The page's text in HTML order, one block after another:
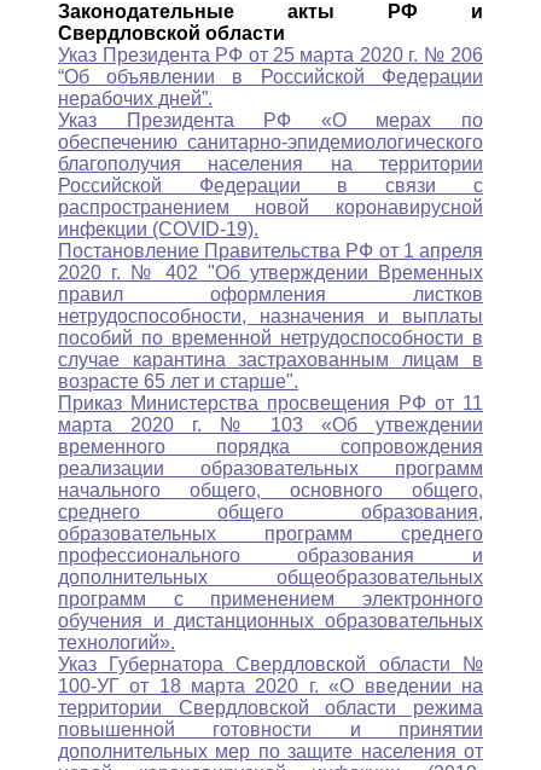
Законодательные акты РФ и
Свердловской области
Указ Президента РФ от 25 марта 2020 г. № 206
“Об объявлении в Российской Федерации
нерабочих дней”.
Указ Президента РФ «О мерах по
обеспечению санитарно-эпидемиологического
благополучия населения на территории
Российской Федерации в связи с
распространением новой коронавирусной
инфекции (COVID-19).
Постановление Правительства РФ от 1 апреля
2020 г. № 402 "Об утверждении Временных
правил оформления листков
нетрудоспособности, назначения и выплаты
пособий по временной нетрудоспособности в
случае карантина застрахованным лицам в
возрасте 65 лет и старше".
Приказ Министерства просвещения РФ от 11
марта 2020 г. № 103 «Об утвеждении
временного порядка сопровождения
реализации образовательных программ
начального общего, основного общего,
среднего общего образования,
образовательных программ среднего
профессионального образования и
дополнительных общеобразовательных
программ с применением электронного
обучения и дистанционных образовательных
технологий».
Указ Губернатора Свердловской области №
100-УГ от 18 марта 2020 г. «О введении на
территории Свердловской области режима
повышенной готовности и принятии
дополнительных мер по защите населения от